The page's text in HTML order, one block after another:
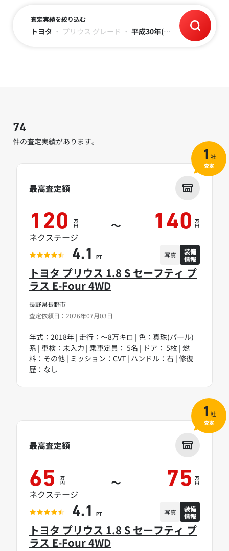
査定実績を絞り込む
トヨタ ・ プリウス グレード ・ 平成30年(2018) ・走行距離
74
件の査定実績があります。
長野県長野市
査定依頼日：2026年07月03日
トヨタ プリウス 1.8 S セーフティ プ
ラス E-Four 4WD
年式：2018年 | 走行：～8万キロ | 色：真珠(パール)
系 | 車検：未入力 | 乗車定員： 5名 | ドア： 5枚 | 燃
料：その他 | ミッション：CVT | ハンドル：右 | 修復
歴：なし
最高査定額
120 万
円 ～ 140 万
円
ネクステージ
4.1 PT 写真
装備
情報
1 社
査定
トヨタ プリウス 1.8 S セーフティ プ
ラス E-Four 4WD
最高査定額
65 万
円 ～ 75 万
円
ネクステージ
4.1 PT 写真
装備
情報
1 社
査定